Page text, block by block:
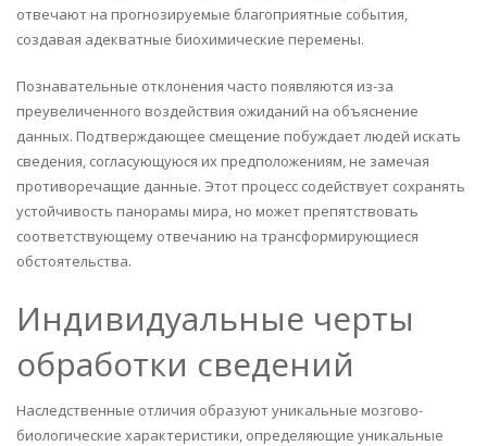
отвечают на прогнозируемые благоприятные события,
создавая адекватные биохимические перемены.
Познавательные отклонения часто появляются из-за
преувеличенного воздействия ожиданий на объяснение
данных. Подтверждающее смещение побуждает людей искать
сведения, согласующуюся их предположениям, не замечая
противоречащие данные. Этот процесс содействует сохранять
устойчивость панорамы мира, но может препятствовать
соответствующему отвечанию на трансформирующиеся
обстоятельства.
Индивидуальные черты
обработки сведений
Наследственные отличия образуют уникальные мозгово-
биологические характеристики, определяющие уникальные